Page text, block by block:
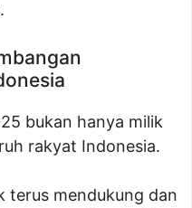
bukan hanya milik
rakyat Indonesia.
terus mendukung dan